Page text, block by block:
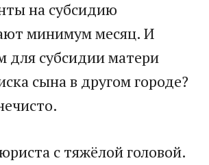
на субсидию
минимум месяц. И
для субсидии матери
сына в другом городе?
с тяжёлой головой.